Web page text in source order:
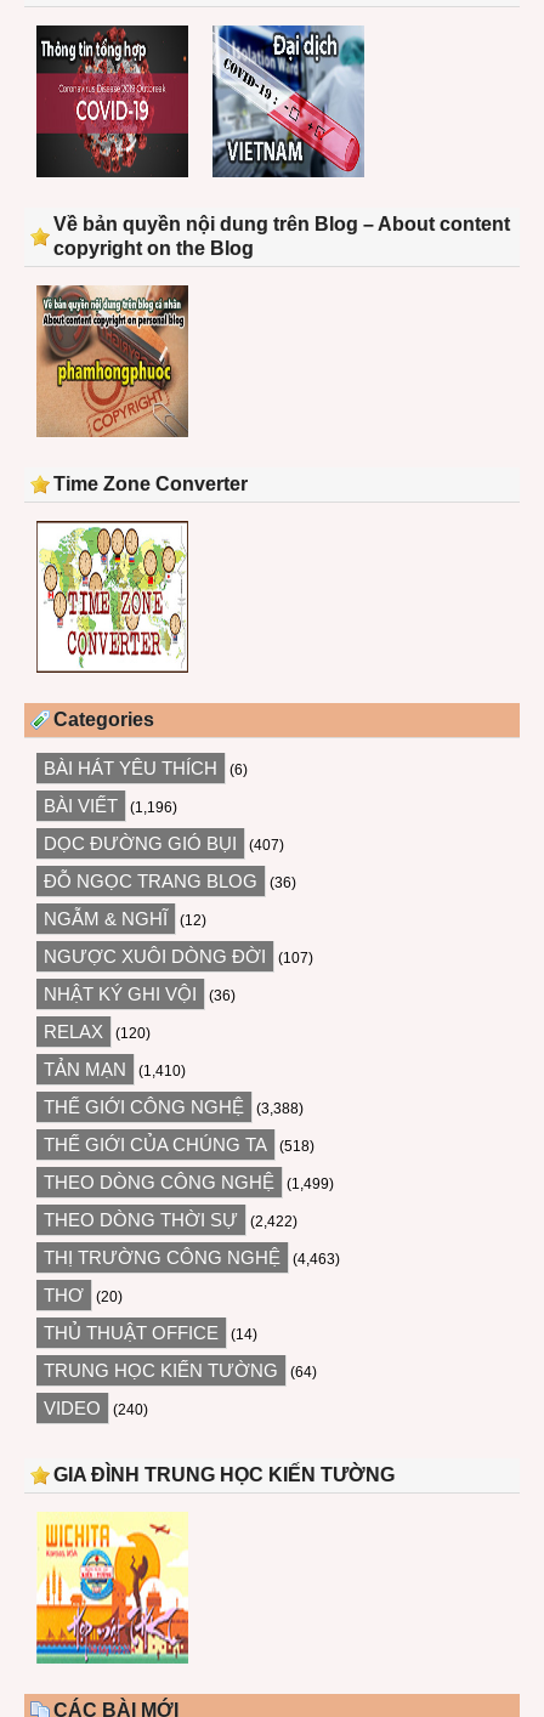
Về bản quyền nội dung trên Blog – About content
copyright on the Blog
Time Zone Converter
Categories
BÀI HÁT YÊU THÍCH (6)
BÀI VIẾT (1,196)
DỌC ĐƯỜNG GIÓ BỤI (407)
ĐỖ NGỌC TRANG BLOG (36)
NGẪM & NGHĨ (12)
NGƯỢC XUÔI DÒNG ĐỜI (107)
NHẬT KÝ GHI VỘI (36)
RELAX (120)
TẢN MẠN (1,410)
THẾ GIỚI CÔNG NGHỆ (3,388)
THẾ GIỚI CỦA CHÚNG TA (518)
THEO DÒNG CÔNG NGHỆ (1,499)
THEO DÒNG THỜI SỰ (2,422)
THỊ TRƯỜNG CÔNG NGHỆ (4,463)
THƠ (20)
THỦ THUẬT OFFICE (14)
TRUNG HỌC KIẾN TƯỜNG (64)
VIDEO (240)
GIA ĐÌNH TRUNG HỌC KIẾN TƯỜNG
CÁC BÀI MỚI